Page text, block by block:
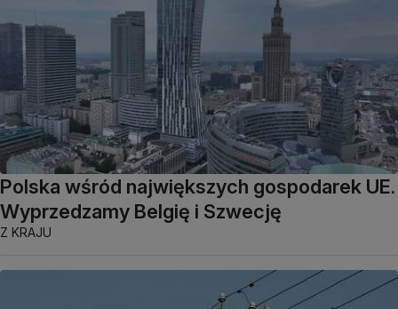
Polska wśród największych gospodarek UE.
Wyprzedzamy Belgię i Szwecję
Z KRAJU